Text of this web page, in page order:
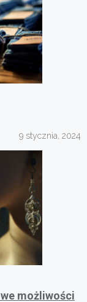
9 stycznia, 2024
możliwości